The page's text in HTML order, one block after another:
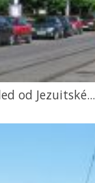
od Jezuitské...